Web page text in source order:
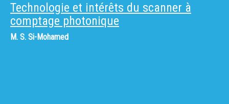
Technologie et intérêts du scanner à
comptage photonique
M. S. Si-Mohamed